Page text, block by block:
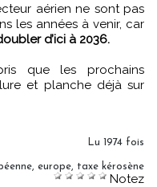
aérien ne sont pas
les années à venir, car
d’ici à 2036.
que les prochains
et planche déjà sur
Lu 1974 fois
, europe, taxe kérosène
Notez